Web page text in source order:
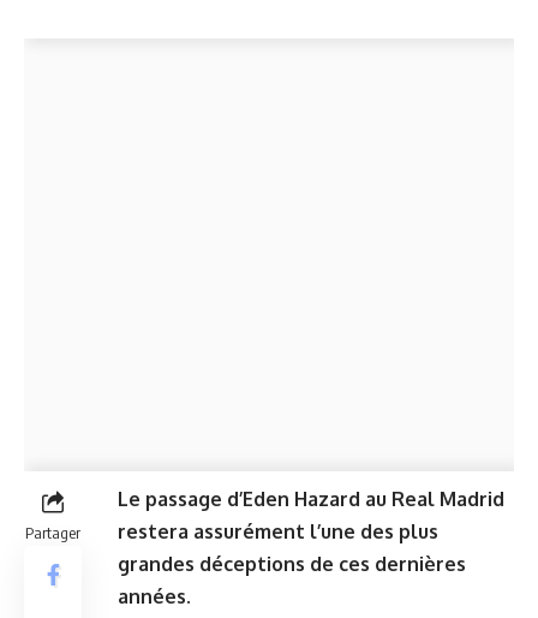
Partager
Le passage d’Eden Hazard au Real Madrid
restera assurément l’une des plus
grandes déceptions de ces dernières
années.